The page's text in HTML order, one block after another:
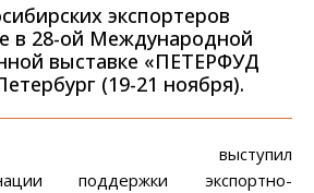
экспортеров
в 28-ой Международной
выставке «ПЕТЕРФУД
(19-21 ноября).
выступил
поддержки экспортно-